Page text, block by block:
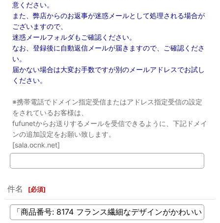
意ください。
また、弊店からのお返事が迷惑メールとして処理される場合が
ございますので、
迷惑メールフォルダもご確認ください。
なお、登録後に自動返信メールが届きますので、ご確認くださ
い。
届かない場合は大変お手数ですが別のメールアドレスでお試し
ください。
※携帯電話でドメイン指定受信またはアドレス指定受信の設定
をされているお客様は、
fufunetからお送りするメールを受信できるように、下記ドメイ
ンの追加設定をお願い致します。
[sala.ocnk.net]
件名 [必須]